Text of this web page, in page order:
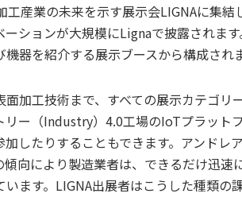
産業の未来を示す展示会LIGNAに集
ションが大規模にLignaで披露されま
器を紹介する展示ブースから構成されま
加工技術まで、すべての展示カテゴリ
ー（Industry）4.0工場のIoTプラット
したりすることもできます。アンドレ
向により製造業者は、できるだけ迅
ます。LIGNA出展者はこうした種類の